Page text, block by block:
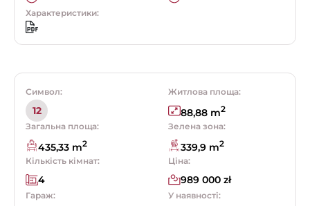
Характеристики:
Символ:
12
Житлова площа:
88,88 m2
Загальна площа:
435,33 m2
Зелена зона:
339,9 m2
Кількість кімнат:
4
Ціна:
989 000 zł
Гараж: У наявності: